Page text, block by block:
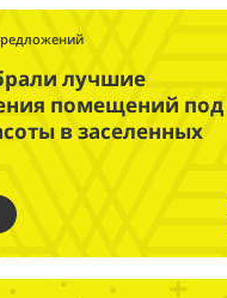
лучшие
помещений под
в заселенных